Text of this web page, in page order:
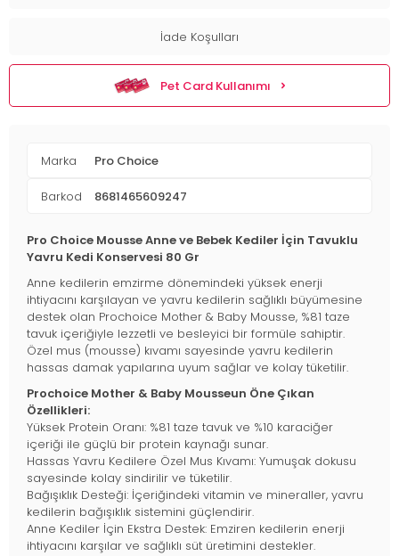
İade Koşulları
Pet Card Kullanımı
Marka Pro Choice
Barkod 8681465609247
Pro Choice Mousse Anne ve Bebek Kediler İçin Tavuklu
Yavru Kedi Konservesi 80 Gr
Anne kedilerin emzirme dönemindeki yüksek enerji
ihtiyacını karşılayan ve yavru kedilerin sağlıklı büyümesine
destek olan Prochoice Mother & Baby Mousse, %81 taze
tavuk içeriğiyle lezzetli ve besleyici bir formüle sahiptir.
Özel mus (mousse) kıvamı sayesinde yavru kedilerin
hassas damak yapılarına uyum sağlar ve kolay tüketilir.
Prochoice Mother & Baby Mousseun Öne Çıkan
Özellikleri:
Yüksek Protein Oranı: %81 taze tavuk ve %10 karaciğer
içeriği ile güçlü bir protein kaynağı sunar.
Hassas Yavru Kedilere Özel Mus Kıvamı: Yumuşak dokusu
sayesinde kolay sindirilir ve tüketilir.
Bağışıklık Desteği: İçeriğindeki vitamin ve mineraller, yavru
kedilerin bağışıklık sistemini güçlendirir.
Anne Kediler İçin Ekstra Destek: Emziren kedilerin enerji
ihtiyacını karşılar ve sağlıklı süt üretimini destekler.